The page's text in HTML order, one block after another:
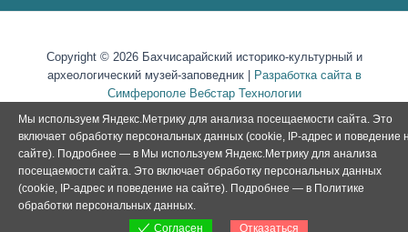
Copyright © 2026 Бахчисарайский историко-культурный и
археологический музей-заповедник |
Разработка сайта в
Симферополе Вебстар Технологии
Мы используем Яндекс.Метрику для анализа посещаемости сайта. Это
включает обработку персональных данных (cookie, IP-адрес и поведение
сайте). Подробнее — в Мы используем Яндекс.Метрику для анализа
посещаемости сайта. Это включает обработку персональных данных
(cookie, IP-адрес и поведение на сайте). Подробнее — в Политике
обработки персональных данных.
Согласен
Отказаться